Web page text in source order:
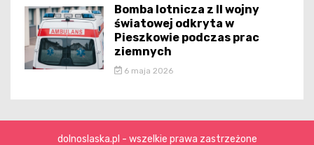
Bomba lotnicza z II wojny
światowej odkryta w
Pieszkowie podczas prac
ziemnych
6 maja 2026
dolnoslaska.pl - wszelkie prawa zastrzeżone